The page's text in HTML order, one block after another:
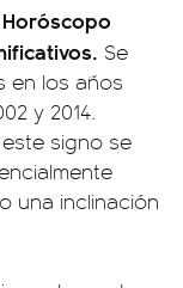
Se
en los años
y 2014.
signo se
una inclinación